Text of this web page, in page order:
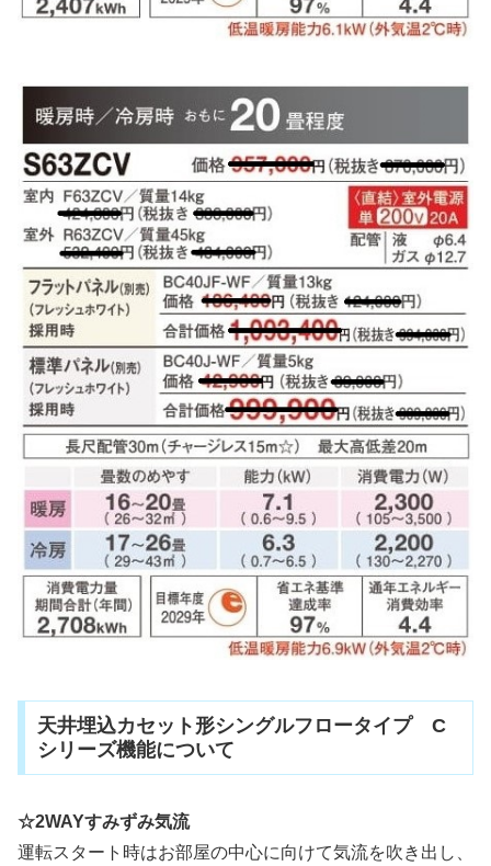
天井埋込カセット形シングルフロータイプ C
シリーズ機能について
☆2WAYすみずみ気流
運転スタート時はお部屋の中心に向けて気流を吹き出し、